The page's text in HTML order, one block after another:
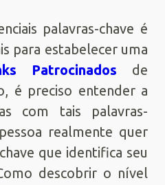
palavras-chave é
para estabelecer uma
Patrocinados de
é preciso entender a
com tais palavras-
realmente quer
que identifica seu
descobrir o nível